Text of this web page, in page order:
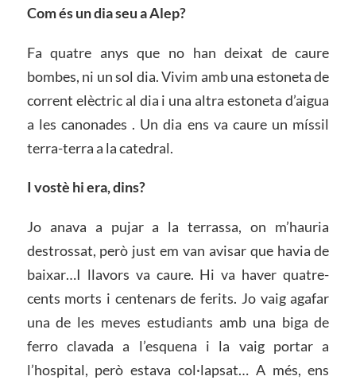
Com és un dia seu a Alep?
Fa quatre anys que no han deixat de caure
bombes, ni un sol dia. Vivim amb una estoneta de
corrent elèctric al dia i una altra estoneta d’aigua
a les canonades . Un dia ens va caure un míssil
terra-terra a la catedral.
I vostè hi era, dins?
Jo anava a pujar a la terrassa, on m’hauria
destrossat, però just em van avisar que havia de
baixar…I llavors va caure. Hi va haver quatre-
cents morts i centenars de ferits. Jo vaig agafar
una de les meves estudiants amb una biga de
ferro clavada a l’esquena i la vaig portar a
l’hospital, però estava col·lapsat… A més, ens